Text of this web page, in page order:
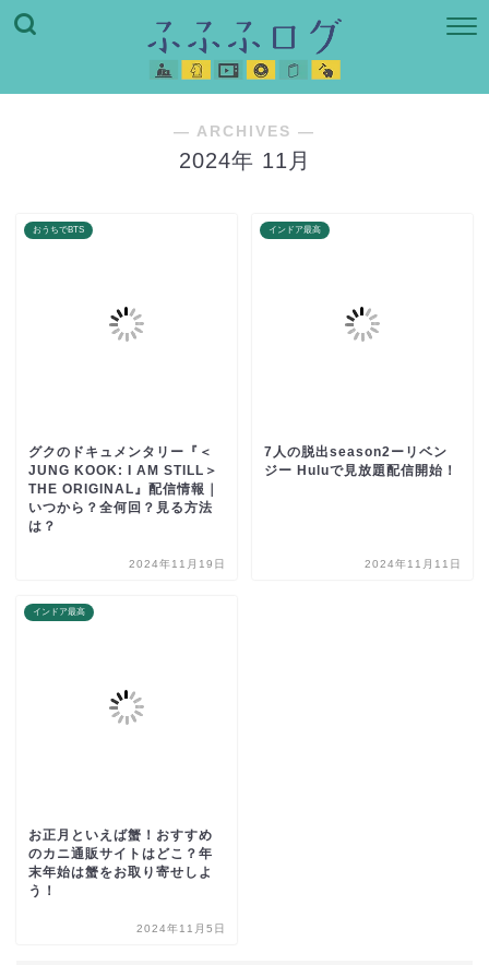
― ARCHIVES ―
2024年 11月
おうちでBTS
グクのドキュメンタリー『＜
JUNG KOOK: I AM STILL＞
THE ORIGINAL』配信情報｜
いつから？全何回？見る方法
は？
2024年11月19日
インドア最高
7人の脱出season2ーリベン
ジー Huluで見放題配信開始！
2024年11月11日
インドア最高
お正月といえば蟹！おすすめ
のカニ通販サイトはどこ？年
末年始は蟹をお取り寄せしよ
う！
2024年11月5日